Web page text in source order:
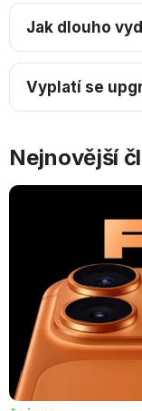
Jak dlouho
Vyplatí se
Nejnovější